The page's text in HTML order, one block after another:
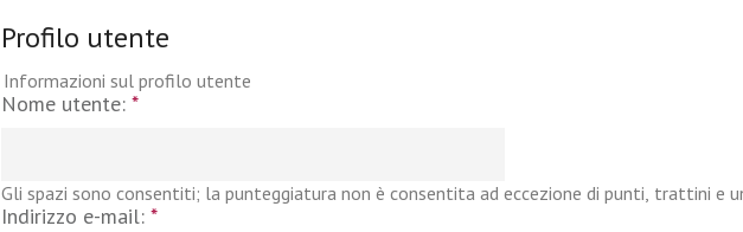
Profilo utente
Informazioni sul profilo utente
Nome utente: *
Gli spazi sono consentiti; la punteggiatura non è consentita ad eccezione di punti, trattini e
Indirizzo e-mail: *